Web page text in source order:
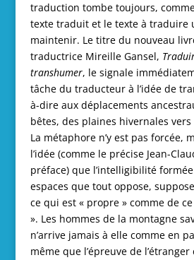
traduction tombe toujours,
texte traduit et le texte à traduire
maintenir. Le titre du nouveau
traductrice Mireille Gansel,
transhumer, le signale
tâche du traducteur à l’idée de
à-dire aux déplacements
bêtes, des plaines hivernales vers
La métaphore n’y est pas forcée,
l’idée (comme le précise Jean-
préface) que l’intelligibilité
espaces que tout oppose,
ce qui est « propre » comme de
». Les hommes de la montagne
n’arrive jamais à elle comme en
même que l’épreuve de